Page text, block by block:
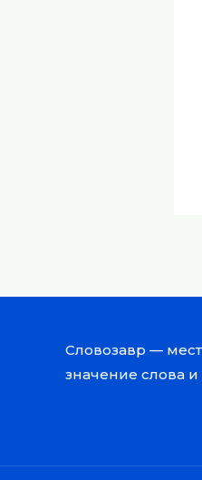
Словозавр —
значение слова